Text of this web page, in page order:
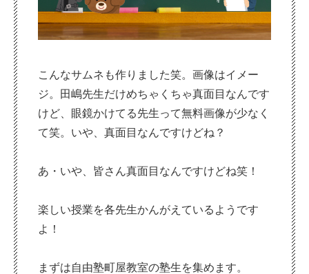
こんなサムネも作りました笑。画像はイメー
ジ。田嶋先生だけめちゃくちゃ真面目なんです
けど、眼鏡かけてる先生って無料画像が少なく
て笑。いや、真面目なんですけどね？
あ・いや、皆さん真面目なんですけどね笑！
楽しい授業を各先生かんがえているようです
よ！
まずは自由塾町屋教室の塾生を集めます。